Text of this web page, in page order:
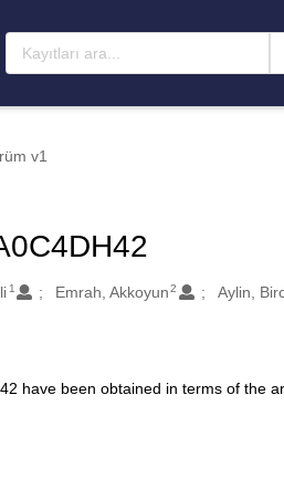
v1
1 Emrah, Akkoyun 2 Aylin,
have been obtained in terms of the